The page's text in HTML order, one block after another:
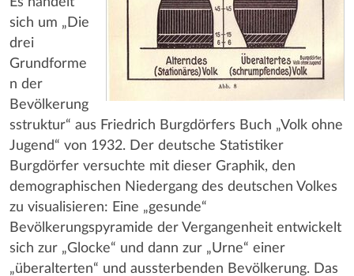
sich um „Die
drei
Grundforme
n der
Bevölkerung
sstruktur“ aus Friedrich Burgdörfers Buch „Volk ohne
Jugend“ von 1932. Der deutsche Statistiker
Burgdörfer versuchte mit dieser Graphik, den
demographischen Niedergang des deutschen Volkes
zu visualisieren: Eine „gesunde“
Bevölkerungspyramide der Vergangenheit entwickelt
sich zur „Glocke“ und dann zur „Urne“ einer
„überalterten“ und aussterbenden Bevölkerung. Das